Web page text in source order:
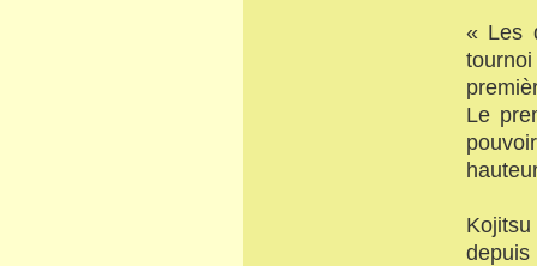
« Les
Le